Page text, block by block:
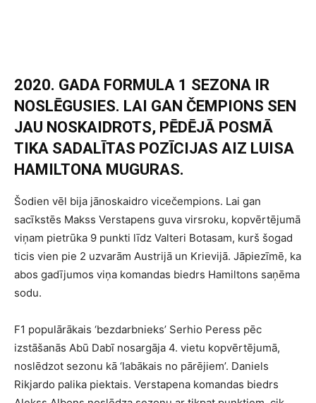
2020. GADA FORMULA 1 SEZONA IR
NOSLĒGUSIES. LAI GAN ČEMPIONS SEN
JAU NOSKAIDROTS, PĒDĒJĀ POSMĀ
TIKA SADALĪTAS POZĪCIJAS AIZ LUISA
HAMILTONA MUGURAS.
Šodien vēl bija jānoskaidro vicečempions. Lai gan
sacīkstēs Makss Verstapens guva virsroku, kopvērtējumā
viņam pietrūka 9 punkti līdz Valteri Botasam, kurš šogad
ticis vien pie 2 uzvarām Austrijā un Krievijā. Jāpiezīmē, ka
abos gadījumos viņa komandas biedrs Hamiltons saņēma
sodu.
F1 populārākais ‘bezdarbnieks’ Serhio Peress pēc
izstāšanās Abū Dabī nosargāja 4. vietu kopvērtējumā,
noslēdzot sezonu kā ‘labākais no pārējiem’. Daniels
Rikjardo palika piektais. Verstapena komandas biedrs